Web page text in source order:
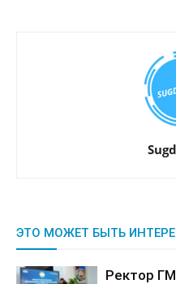
ЭТО МОЖЕТ БЫТЬ
Ректор